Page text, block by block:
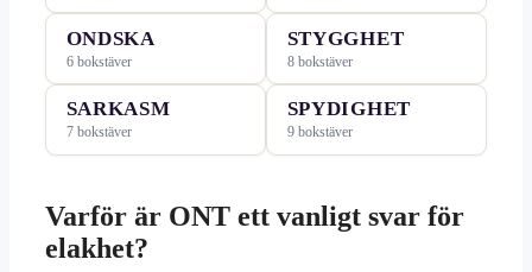
ONDSKA
6 bokstäver
STYGGHET
8 bokstäver
SARKASM
7 bokstäver
SPYDIGHET
9 bokstäver
Varför är ONT ett vanligt svar för
elakhet?